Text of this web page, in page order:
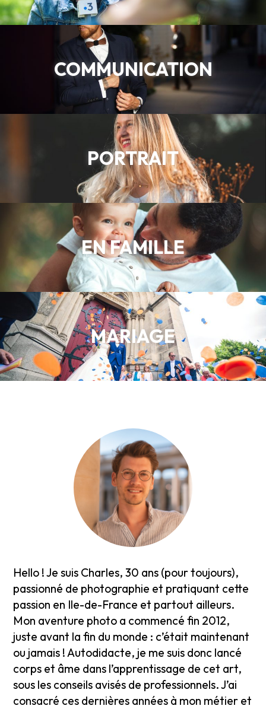
COMMUNICATION
PORTRAIT
EN FAMILLE
MARIAGE
Hello ! Je suis Charles, 30 ans (pour toujours),
passionné de photographie et pratiquant cette
passion en Ile-de-France et partout ailleurs.
Mon aventure photo a commencé fin 2012,
juste avant la fin du monde : c’était maintenant
ou jamais ! Autodidacte, je me suis donc lancé
corps et âme dans l’apprentissage de cet art,
sous les conseils avisés de professionnels. J’ai
consacré ces dernières années à mon métier et